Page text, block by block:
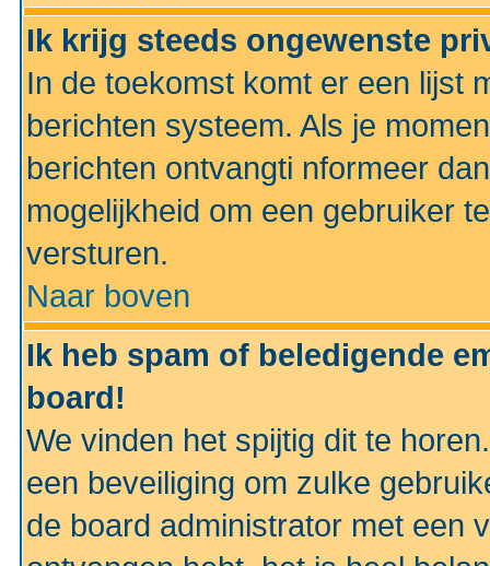
Ik krijg steeds ongewenste
In de toekomst komt er een lijst
berichten systeem. Als je
berichten ontvangti nformeer
mogelijkheid om een gebruiker
versturen.
Naar boven
Ik heb spam of beledigende
board!
We vinden het spijtig dit te
een beveiliging om zulke
de board administrator met een